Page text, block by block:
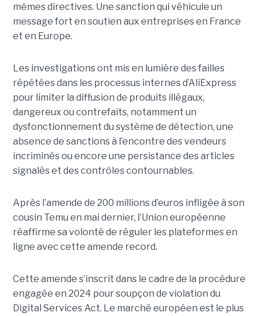
mêmes directives. Une sanction qui véhicule un
message fort en soutien aux entreprises en France
et en Europe.
Les investigations ont mis en lumière des failles
répétées dans les processus internes d’AliExpress
pour limiter la diffusion de produits illégaux,
dangereux ou contrefaits, notamment un
dysfonctionnement du système de détection, une
absence de sanctions à l’encontre des vendeurs
incriminés ou encore une persistance des articles
signalés et des contrôles contournables.
Après l’amende de 200 millions d’euros infligée à son
cousin Temu en mai dernier, l’Union européenne
réaffirme sa volonté de réguler les plateformes en
ligne avec cette amende record.
Cette amende s’inscrit dans le cadre de la procédure
engagée en 2024 pour soupçon de violation du
Digital Services Act. Le marché européen est le plus